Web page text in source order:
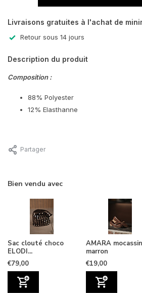
Livraisons gratuites à l'achat de
Retour sous 14 jours
Description du produit
Composition :
88% Polyester
12% Elasthanne
Partager
Bien vendu avec
Sac clouté choco
ELODI...
€79,00
AMARA
marron
€19,00